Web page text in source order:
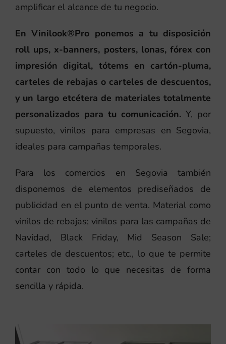
amplificar el alcance de tu negocio.
En Vinilook®Pro ponemos a tu disposición
roll ups, x-banners, posters, lonas, fórex con
impresión digital, tótems en cartón-pluma,
carteles de rebajas o carteles de descuentos,
y un largo etcétera de materiales totalmente
personalizados para tu comunicación. Y, por
supuesto, vinilos para empresas en Segovia,
ideales para campañas temporales.
Para los comercios en Segovia también
disponemos de elementos prediseñados de
publicidad en el punto de venta. Material como
vinilos de rebajas; vinilos para las campañas de
Navidad, Black Friday, Mid Season Sale;
carteles de descuentos; etc., lo que te permite
contar con todo lo que necesitas de forma
sencilla y rápida.